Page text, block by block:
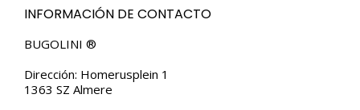
INFORMACIÓN DE CONTACTO
BUGOLINI ®
Dirección: Homerusplein 1
1363 SZ Almere